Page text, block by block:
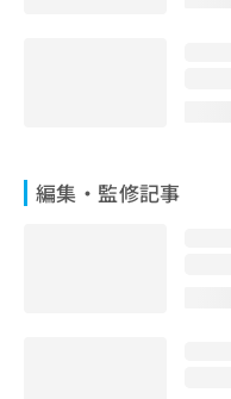
編集・監修記事